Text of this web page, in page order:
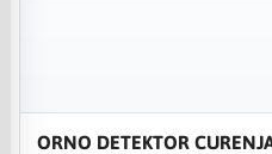
ORNO DETEKTOR